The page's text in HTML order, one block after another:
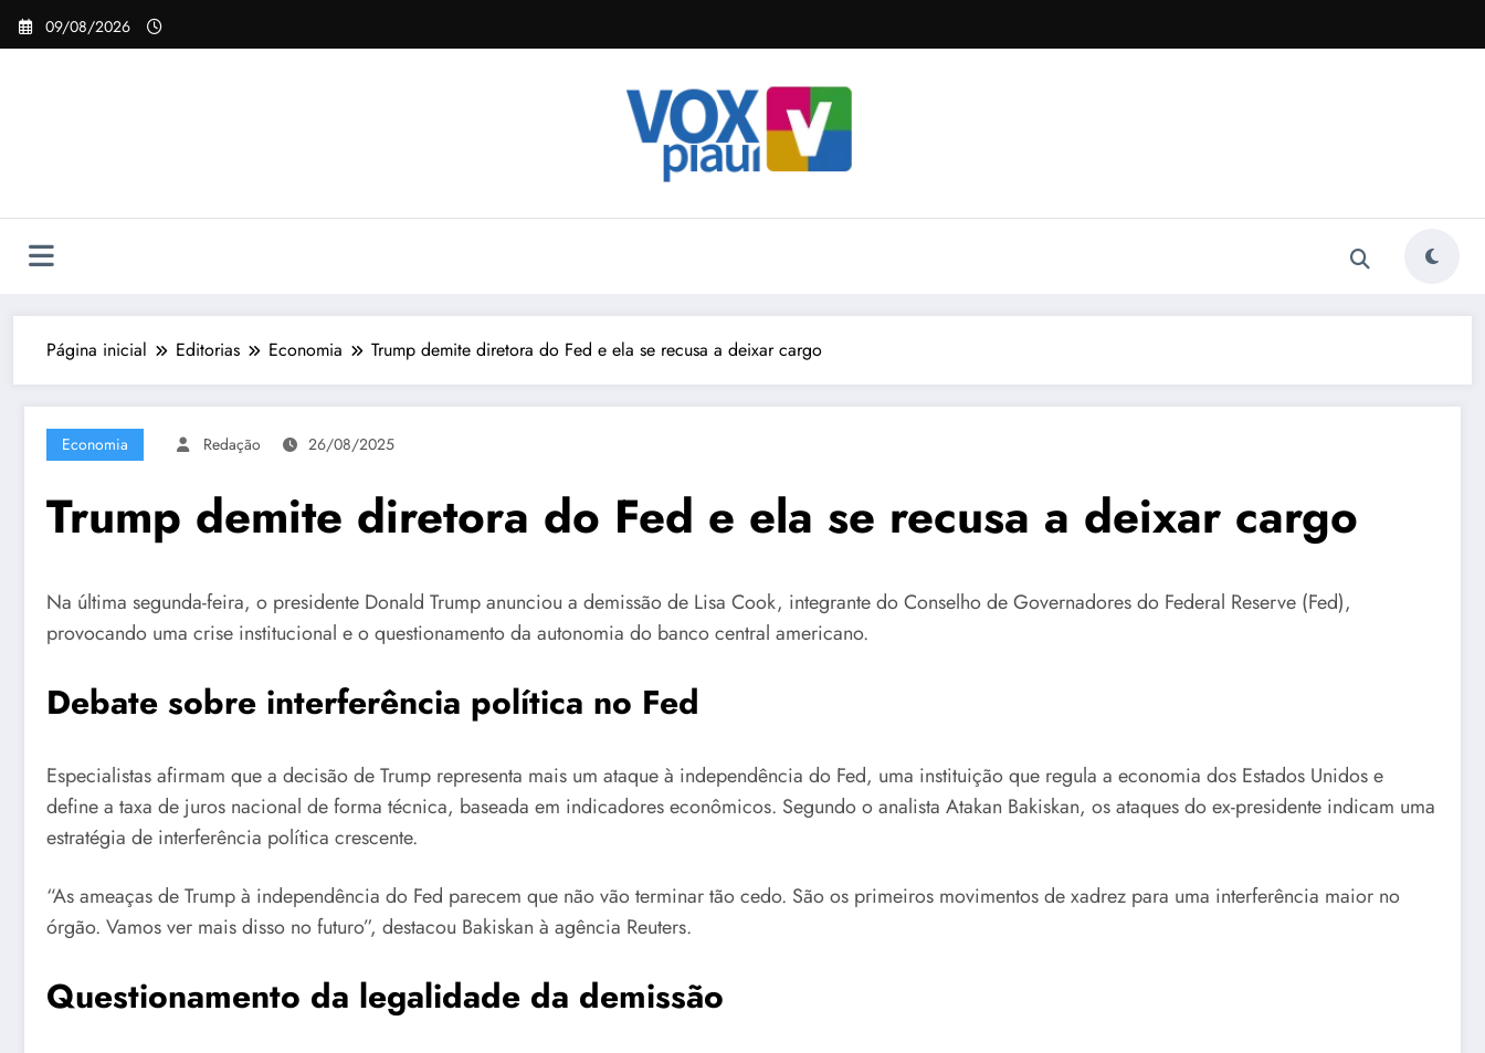
Pular
para
09/08/2026
Página inicial Editorias Economia Trump demite diretora do Fed e ela se recusa a deixar cargo
Economia Redação 26/08/2025
Trump demite diretora do Fed e ela se recusa a deixar cargo
Na última segunda-feira, o presidente Donald Trump anunciou a demissão de Lisa Cook, integrante do Conselho de Governadores do Federal Reserve (Fed),
provocando uma crise institucional e o questionamento da autonomia do banco central americano.
Debate sobre interferência política no Fed
Especialistas afirmam que a decisão de Trump representa mais um ataque à independência do Fed, uma instituição que regula a economia dos Estados Unidos e
define a taxa de juros nacional de forma técnica, baseada em indicadores econômicos. Segundo o analista Atakan Bakiskan, os ataques do ex-presidente indicam uma
estratégia de interferência política crescente.
“As ameaças de Trump à independência do Fed parecem que não vão terminar tão cedo. São os primeiros movimentos de xadrez para uma interferência maior no
órgão. Vamos ver mais disso no futuro”, destacou Bakiskan à agência Reuters.
Questionamento da legalidade da demissão